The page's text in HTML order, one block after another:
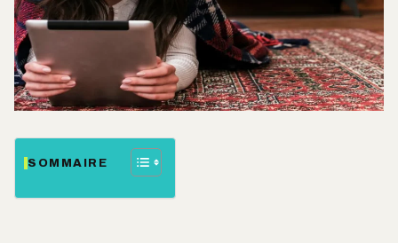
SOMMAIRE